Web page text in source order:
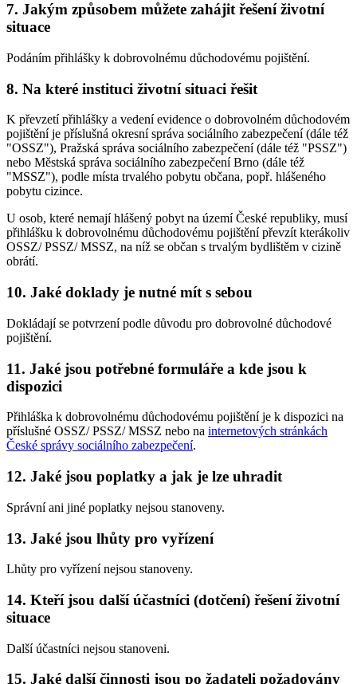
7. Jakým způsobem můžete zahájit řešení životní
situace
Podáním přihlášky k dobrovolnému důchodovému pojištění.
8. Na které instituci životní situaci řešit
K převzetí přihlášky a vedení evidence o dobrovolném důchodovém
pojištění je příslušná okresní správa sociálního zabezpečení (dále též
"OSSZ"), Pražská správa sociálního zabezpečení (dále též "PSSZ")
nebo Městská správa sociálního zabezpečení Brno (dále též
"MSSZ"), podle místa trvalého pobytu občana, popř. hlášeného
pobytu cizince.
U osob, které nemají hlášený pobyt na území České republiky, musí
přihlášku k dobrovolnému důchodovému pojištění převzít kterákoliv
OSSZ/ PSSZ/ MSSZ, na níž se občan s trvalým bydlištěm v cizině
obrátí.
10. Jaké doklady je nutné mít s sebou
Dokládají se potvrzení podle důvodu pro dobrovolné důchodové
pojištění.
11. Jaké jsou potřebné formuláře a kde jsou k
dispozici
Přihláška k dobrovolnému důchodovému pojištění je k dispozici na
příslušné OSSZ/ PSSZ/ MSSZ nebo na internetových stránkách
České správy sociálního zabezpečení.
12. Jaké jsou poplatky a jak je lze uhradit
Správní ani jiné poplatky nejsou stanoveny.
13. Jaké jsou lhůty pro vyřízení
Lhůty pro vyřízení nejsou stanoveny.
14. Kteří jsou další účastníci (dotčení) řešení životní
situace
Další účastníci nejsou stanoveni.
15. Jaké další činnosti jsou po žadateli požadovány